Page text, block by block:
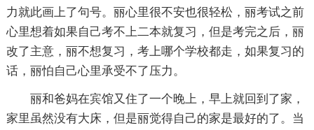
力就此画上了句号。丽心里很不安也很轻松，丽考试之前
心里想着如果自己考不上二本就复习，但是考完之后，丽
改了主意，丽不想复习，考上哪个学校都走，如果复习的
话，丽怕自己心里承受不了压力。
丽和爸妈在宾馆又住了一个晚上，早上就回到了家，
家里虽然没有大床，但是丽觉得自己的家是最好的了。当